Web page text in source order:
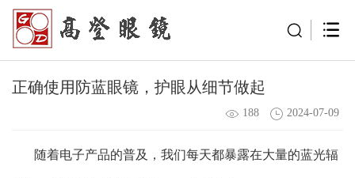
正确使用防蓝眼镜，护眼从细节做起
188 2024-07-09
随着电子产品的普及，我们每天都暴露在大量的蓝光辐